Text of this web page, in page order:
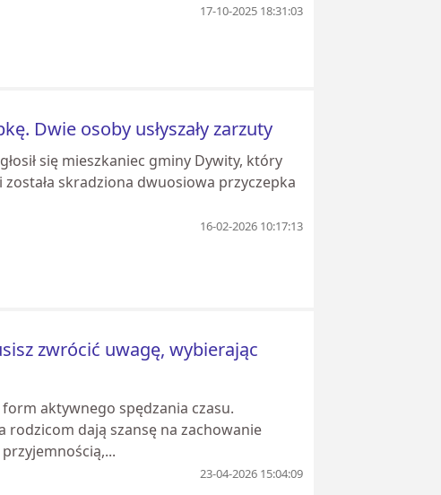
17-10-2025 18:31:03
Dwie osoby usłyszały zarzuty
się mieszkaniec gminy Dywity, który
skradziona dwuosiowa przyczepka
16-02-2026 10:17:13
zwrócić uwagę, wybierając
aktywnego spędzania czasu.
rodzicom dają szansę na zachowanie
23-04-2026 15:04:09